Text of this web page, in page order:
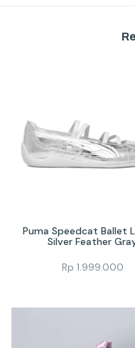
Puma Speedcat Ballet
Silver Feather
Rp 1.999.000